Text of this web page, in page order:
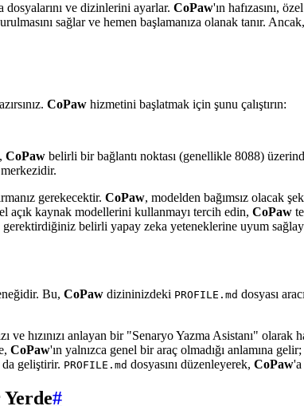
dosyalarını ve dizinlerini ayarlar. CoPaw'ın hafızasını,
sağlar ve hemen başlamanıza olanak tanır. Ancak,
CoPaw hizmetini başlatmak için şunu çalıştırın:
CoPaw belirli bir bağlantı noktası (genellikle 8088)
gerekecektir. CoPaw, modelden bağımsız olacak
kaynak modellerini kullanmayı tercih edin, CoPaw
belirli yapay zeka yeteneklerine uyum
Bu, CoPaw dizininizdeki PROFILE.md dosyası
ve hızınızı anlayan bir "Senaryo Yazma Asistanı"
CoPaw'ın yalnızca genel bir araç olmadığı anlamına
geliştirir. PROFILE.md dosyasını düzenleyerek, CoPaw
#